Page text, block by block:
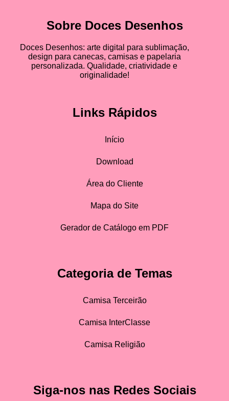
Sobre Doces Desenhos
Doces Desenhos: arte digital para sublimação,
design para canecas, camisas e papelaria
personalizada. Qualidade, criatividade e
originalidade!
Links Rápidos
Início
Download
Área do Cliente
Mapa do Site
Gerador de Catálogo em PDF
Categoria de Temas
Camisa Terceirão
Camisa InterClasse
Camisa Religião
Siga-nos nas Redes Sociais